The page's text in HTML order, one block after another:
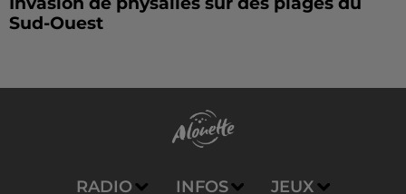
Sud-Ouest
RADIO INFOS JEUX